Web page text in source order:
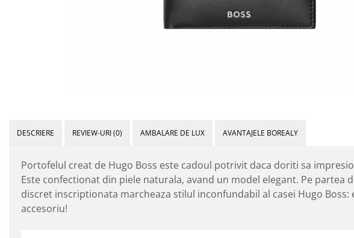
DESCRIERE REVIEW-URI(0) AMBALARE DE LUX AVANTAJELE BOREALY
Portofelul creat de Hugo Boss este cadoul potrivit daca doriti sa
Este confectionat din piele naturala, avand un model elegant. Pe partea
discret inscriptionata marcheaza stilul inconfundabil al casei Hugo
accesoriu!